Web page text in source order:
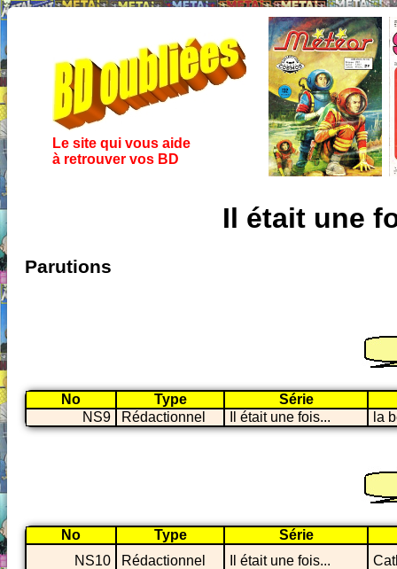
Le site qui vous aide
à retrouver vos BD
Il était une
Parutions
No Type
Série
NS9
Rédactionnel Il était une fois... la
No Type
Série
NS10
Rédactionnel Il était une fois...